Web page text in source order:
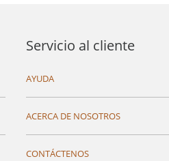
Servicio al cliente
AYUDA
ACERCA DE NOSOTROS
CONTÁCTENOS